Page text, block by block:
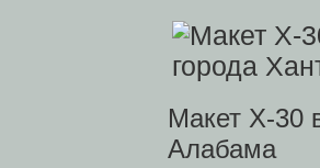
Макет Х-30
Алабама